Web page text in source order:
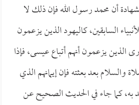
أن محمد رسول الله فإن ذلك لا
السابقين، كاليهود الذين يزعمون
الذين يزعمون أنهم أتباع عيسى، فإذا
والسلام بعد بعثته فإن إيمانهم الذي
به، كما جاء في الحديث الصحيح عن